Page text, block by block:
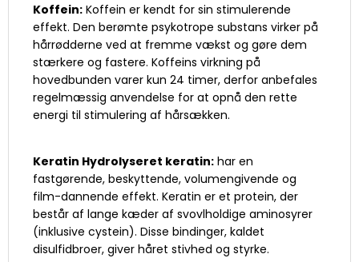
Koffein: Koffein er kendt for sin stimulerende
effekt. Den berømte psykotrope substans virker på
hårrødderne ved at fremme vækst og gøre dem
stærkere og fastere. Koffeins virkning på
hovedbunden varer kun 24 timer, derfor anbefales
regelmæssig anvendelse for at opnå den rette
energi til stimulering af hårsækken.
Keratin Hydrolyseret keratin: har en
fastgørende, beskyttende, volumengivende og
film-dannende effekt. Keratin er et protein, der
består af lange kæder af svovlholdige aminosyrer
(inklusive cystein). Disse bindinger, kaldet
disulfidbroer, giver håret stivhed og styrke.